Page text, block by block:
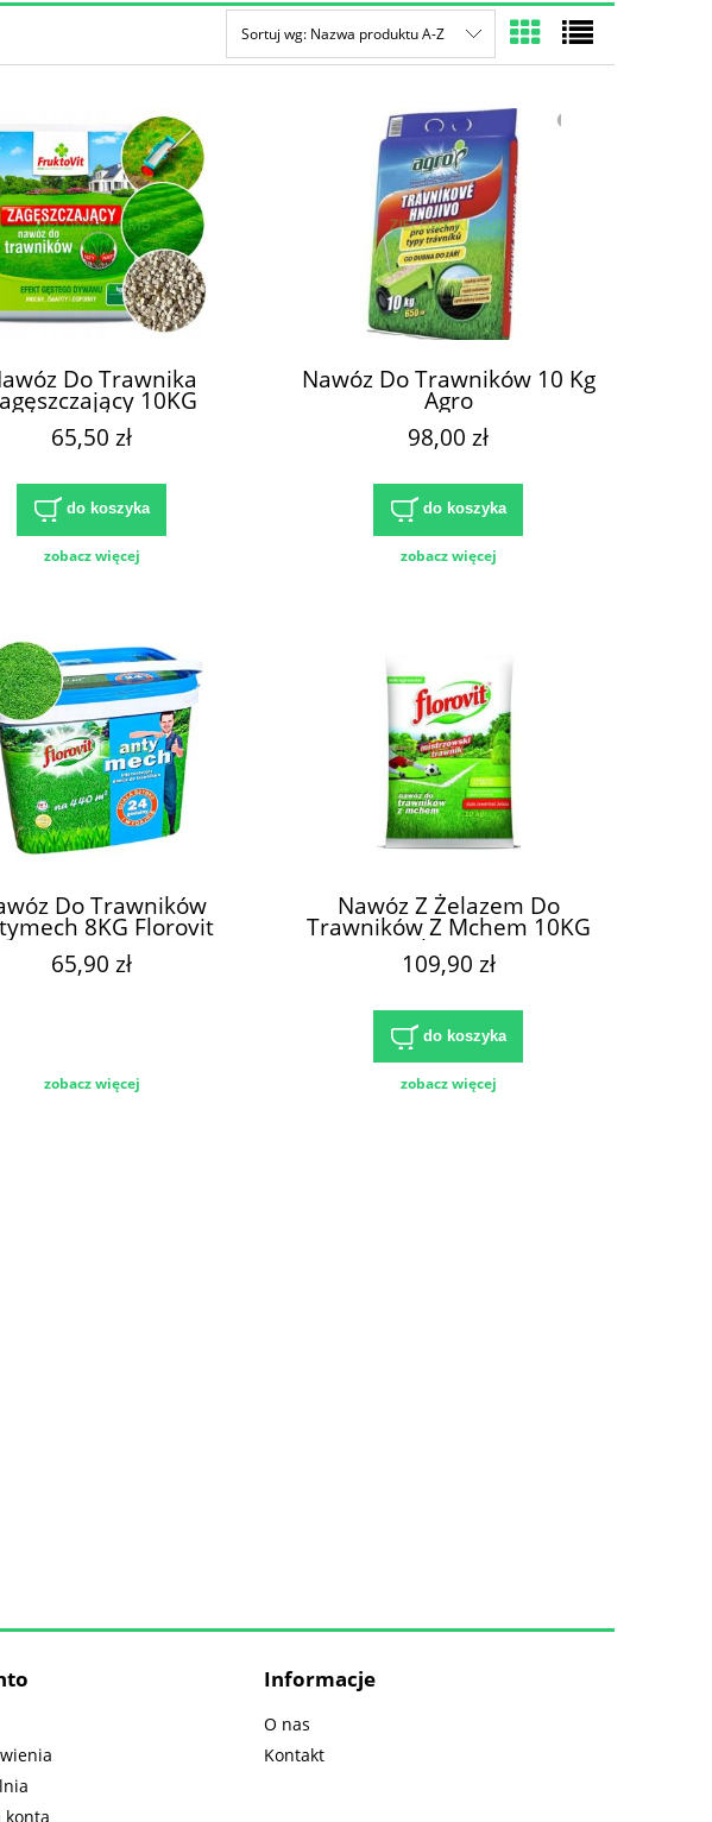
Sortuj wg: Nazwa produktu A-Z
Do Trawnika
10KG
Fruktovit
65,50 zł
do koszyka
zobacz więcej
Nawóz Do Trawników 10 Kg
Agro
98,00 zł
do koszyka
zobacz więcej
Do Trawników
8KG Florovit
65,90 zł
zobacz więcej
Nawóz Z Żelazem Do
Trawników Z Mchem 10KG
Florovit
109,90 zł
do koszyka
zobacz więcej
konta
Informacje
O nas
Kontakt